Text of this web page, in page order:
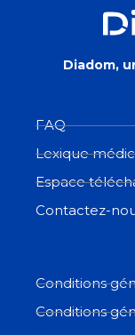
Diadom,
FAQ
Lexique
Espace
Contactez-
Conditions
Conditions